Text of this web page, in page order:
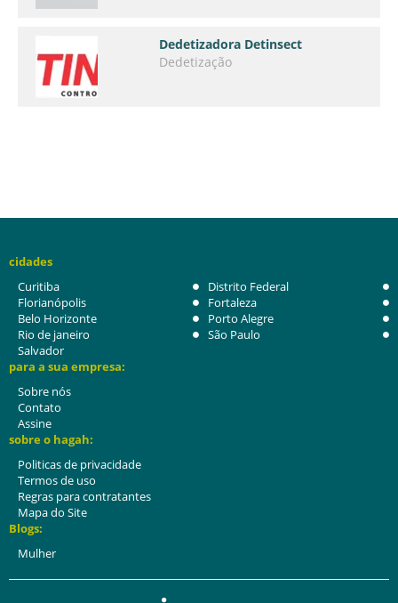
Dedetizadora Detinsect
Dedetização
cidades
Curitiba
Distrito Federal
Florianópolis
Fortaleza
Belo Horizonte
Porto Alegre
Rio de janeiro
São Paulo
Salvador
para a sua empresa:
Sobre nós
Contato
Assine
sobre o hagah:
Politicas de privacidade
Termos de uso
Regras para contratantes
Mapa do Site
Blogs:
Mulher